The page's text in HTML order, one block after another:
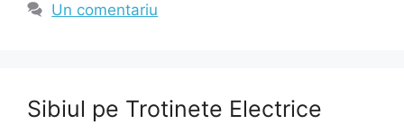
Un comentariu
Sibiul pe Trotinete Electrice